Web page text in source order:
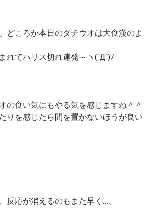
どころか本日のタチウオは大食漢のよ
れてハリス切れ連発～ヽ(`Д´)ﾉ
の食い気にもやる気を感じますね＾＾
りを感じたら間を置かないほうが良い
反応が消えるのもまた早く…。